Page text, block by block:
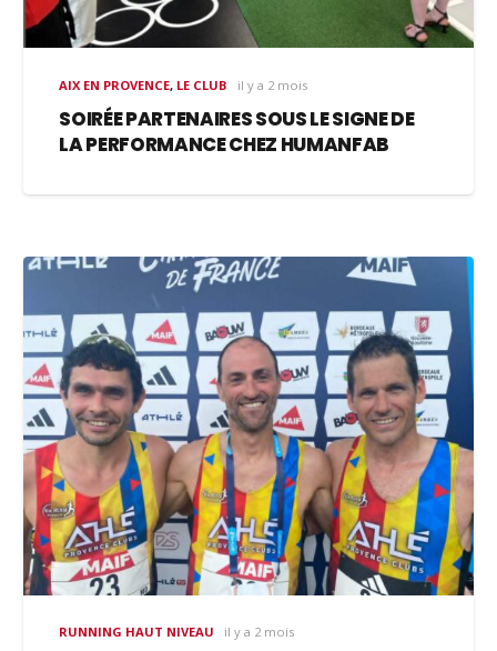
AIX EN PROVENCE, LE CLUB il y a 2 mois
SOIRÉE PARTENAIRES SOUS LE SIGNE DE
LA PERFORMANCE CHEZ HUMANFAB
RUNNING HAUT NIVEAU il y a 2 mois